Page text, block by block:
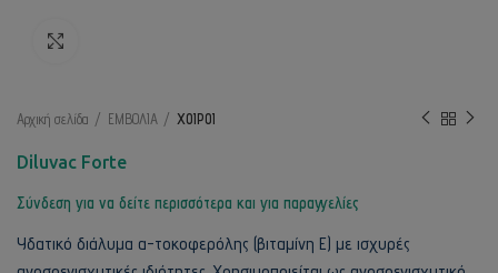
Αρχική σελίδα ΕΜΒΟΛΙΑ ΧΟΙΡΟΙ
Diluvac Forte
Σύνδεση για να δείτε περισσότερα και για παραγγελίες
Υδατικό διάλυμα α-τοκοφερόλης (βιταμίνη Ε) με ισχυρές